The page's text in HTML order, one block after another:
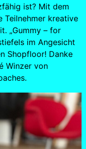
ist? Mit dem
Teilnehmer kreative
„Gummy – for
im Angesicht
Shopfloor! Danke
Winzer von